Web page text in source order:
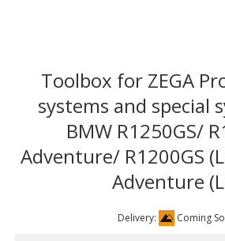
Toolbox for ZEGA
systems and special
BMW R1250GS/
Adventure/ R1200GS
Adventure
Delivery: Coming